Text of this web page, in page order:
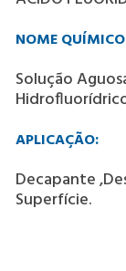
NOME
Solução
APLICAÇÃO:
Decapante
Superfície.